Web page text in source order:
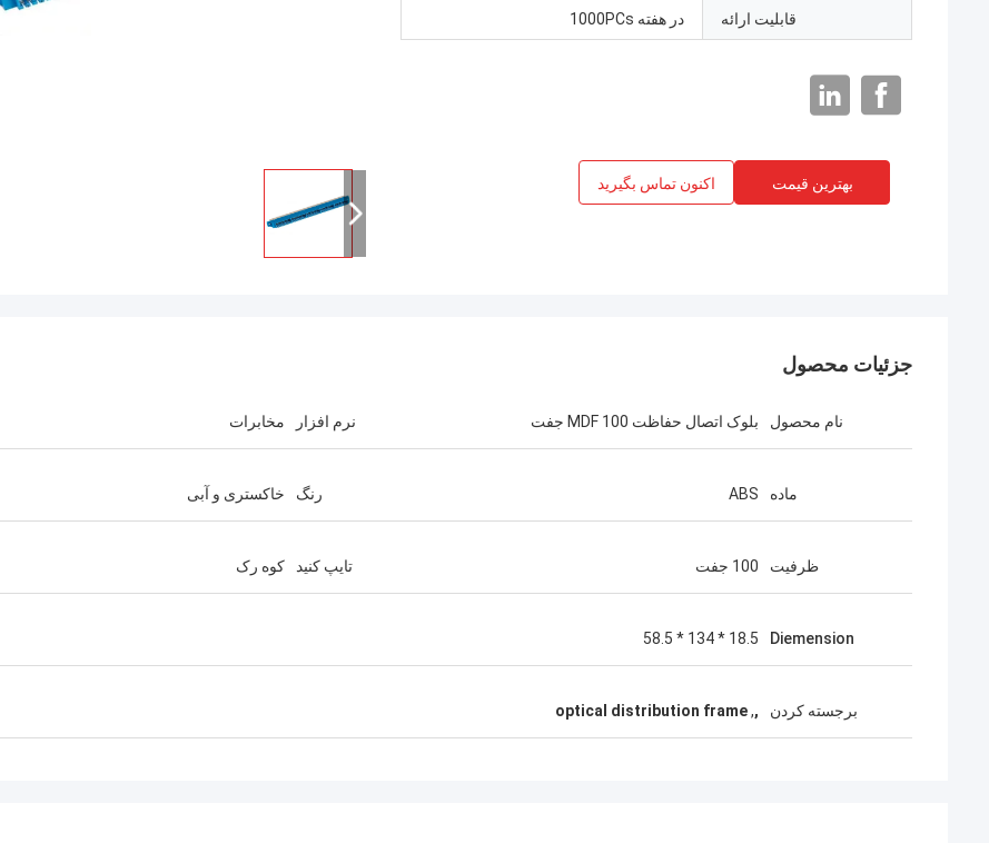
قابلیت ارائه در هفته 1000PCs
بهترین قیمت اکنون تماس بگیرید
جزئیات محصول
نام محصول بلوک اتصال حفاظت MDF 100 جفت نرم افزار مخابرات
ماده ABS رنگ خاکستری و آبی
ظرفیت 100 جفت تایپ کنید کوه رک
Diemension
18.5 * 134 * 58.5
برجسته کردن ,
,
optical distribution frame